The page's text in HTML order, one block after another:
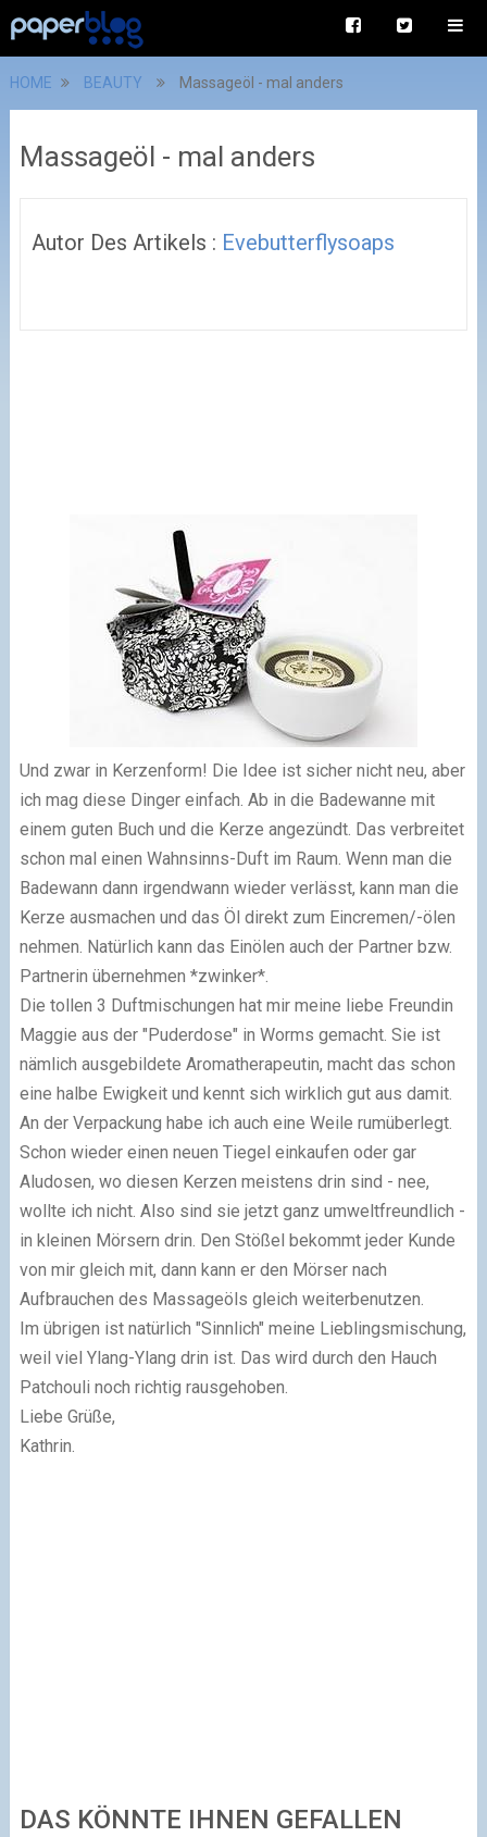
HOME BEAUTY Massageöl - mal anders
Massageöl - mal anders
Autor Des Artikels : Evebutterflysoaps
Und zwar in Kerzenform! Die Idee ist sicher nicht neu, aber
ich mag diese Dinger einfach. Ab in die Badewanne mit
einem guten Buch und die Kerze angezündt. Das verbreitet
schon mal einen Wahnsinns-Duft im Raum. Wenn man die
Badewann dann irgendwann wieder verlässt, kann man die
Kerze ausmachen und das Öl direkt zum Eincremen/-ölen
nehmen. Natürlich kann das Einölen auch der Partner bzw.
Partnerin übernehmen *zwinker*.
Die tollen 3 Duftmischungen hat mir meine liebe Freundin
Maggie aus der "Puderdose" in Worms gemacht. Sie ist
nämlich ausgebildete Aromatherapeutin, macht das schon
eine halbe Ewigkeit und kennt sich wirklich gut aus damit.
An der Verpackung habe ich auch eine Weile rumüberlegt.
Schon wieder einen neuen Tiegel einkaufen oder gar
Aludosen, wo diesen Kerzen meistens drin sind - nee,
wollte ich nicht. Also sind sie jetzt ganz umweltfreundlich -
in kleinen Mörsern drin. Den Stößel bekommt jeder Kunde
von mir gleich mit, dann kann er den Mörser nach
Aufbrauchen des Massageöls gleich weiterbenutzen.
Im übrigen ist natürlich "Sinnlich" meine Lieblingsmischung,
weil viel Ylang-Ylang drin ist. Das wird durch den Hauch
Patchouli noch richtig rausgehoben.
Liebe Grüße,
Kathrin.
DAS KÖNNTE IHNEN GEFALLEN